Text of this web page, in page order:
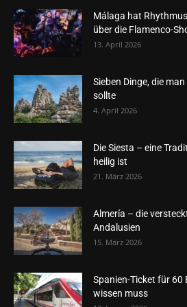
Málaga hat
über die Flamenco-
13. April 2026
Sieben Dinge, die
sollte
4. April 2026
Die Siesta – eine
heilig ist
21. März 2026
Almería – die
Andalusien
15. März 2026
Spanien-Ticket für 60
wissen muss